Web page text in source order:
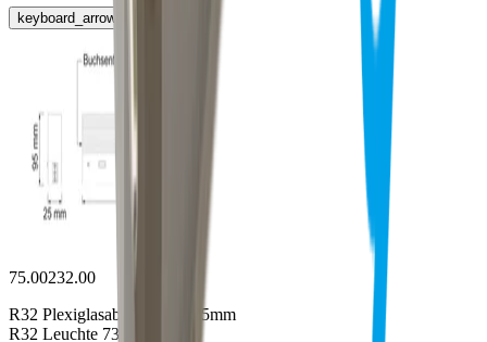
keyboard_arrow_right
75.00232.00
R32 Plexiglasabdeckung 885mm
R32 Leuchte 73.00123.xx